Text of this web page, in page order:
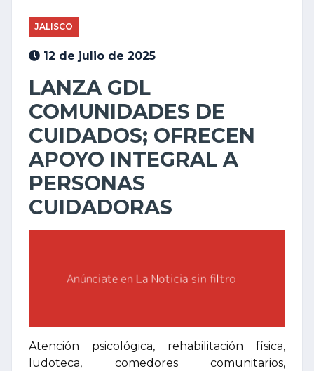
JALISCO
12 de julio de 2025
LANZA GDL
COMUNIDADES DE
CUIDADOS; OFRECEN
APOYO INTEGRAL A
PERSONAS
CUIDADORAS
Atención psicológica, rehabilitación física,
ludoteca, comedores comunitarios,